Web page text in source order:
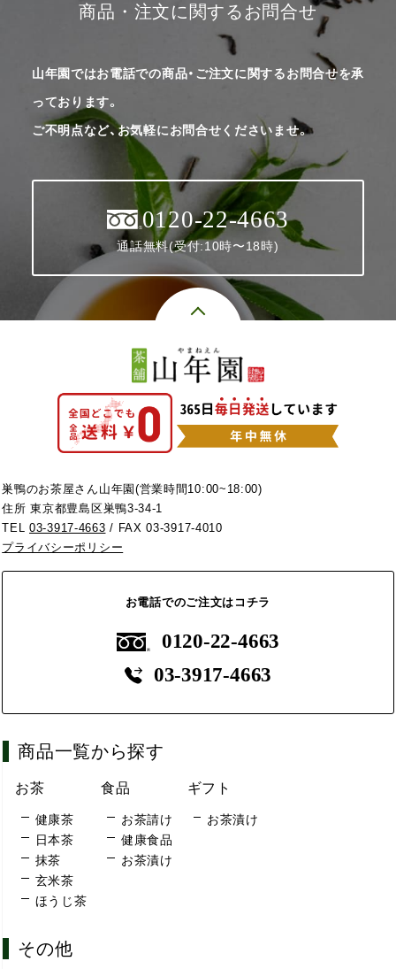
商品・注文に関するお問合せ
山年園ではお電話での商品・ご注文に関するお問合せを承
っております。
ご不明点など、お気軽にお問合せくださいませ。
0120-22-4663
通話無料(受付:10時〜18時)
巣鴨のお茶屋さん山年園(営業時間10:00~18:00)
住所 東京都豊島区巣鴨3-34-1
TEL03-3917-4663 / FAX 03-3917-4010
プライバシーポリシー
お電話でのご注文はコチラ
0120-22-4663
03-3917-4663
商品一覧から探す
お茶
健康茶
日本茶
抹茶
玄米茶
ほうじ茶
食品
お茶請け
健康食品
お茶漬け
ギフト
お茶漬け
その他